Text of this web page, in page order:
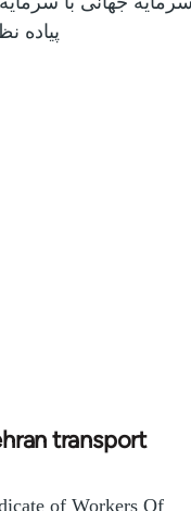
پیاده
transport
of Workers Of